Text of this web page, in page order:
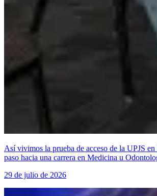
Así vivimos la prueba de acceso de la UPJS
paso hacia una carrera en Medicina u
29 de julio de 2026